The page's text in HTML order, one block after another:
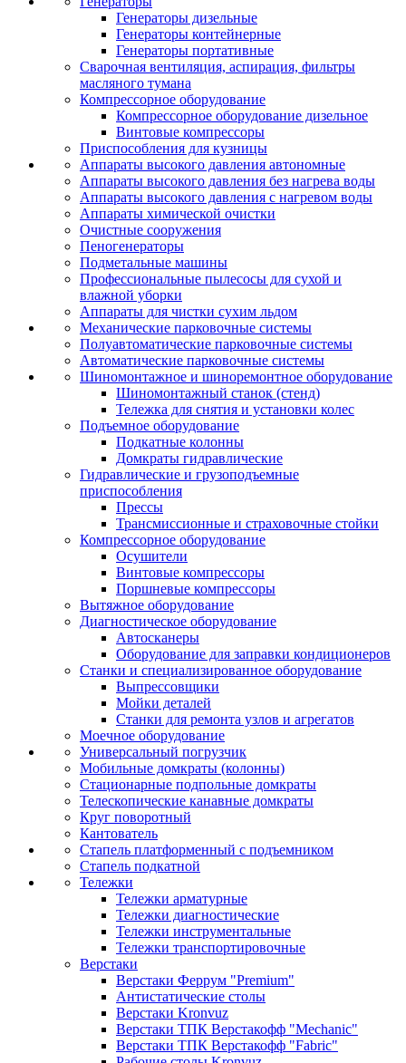
Генераторы дизельные
Генераторы контейнерные
Генераторы портативные
Сварочная вентиляция, аспирация, фильтры
масляного тумана
Компрессорное оборудование
Компрессорное оборудование дизельное
Винтовые компрессоры
Приспособления для кузницы
Аппараты высокого давления автономные
Аппараты высокого давления без нагрева воды
Аппараты высокого давления с нагревом воды
Аппараты химической очистки
Очистные сооружения
Пеногенераторы
Подметальные машины
Профессиональные пылесосы для сухой и
влажной уборки
Аппараты для чистки сухим льдом
Механические парковочные системы
Полуавтоматические парковочные системы
Автоматические парковочные системы
Шиномонтажное и шиноремонтное оборудование
Шиномонтажный станок (стенд)
Тележка для снятия и установки колес
Подъемное оборудование
Подкатные колонны
Домкраты гидравлические
Гидравлические и грузоподъемные
приспособления
Прессы
Трансмиссионные и страховочные стойки
Компрессорное оборудование
Осушители
Винтовые компрессоры
Поршневые компрессоры
Вытяжное оборудование
Диагностическое оборудование
Автосканеры
Оборудование для заправки кондиционеров
Станки и специализированное оборудование
Выпрессовщики
Мойки деталей
Станки для ремонта узлов и агрегатов
Моечное оборудование
Универсальный погрузчик
Мобильные домкраты (колонны)
Стационарные подпольные домкраты
Телескопические канавные домкраты
Круг поворотный
Кантователь
Стапель платформенный с подъемником
Стапель подкатной
Тележки
Тележки арматурные
Тележки диагностические
Тележки инструментальные
Тележки транспортировочные
Верстаки
Верстаки Феррум "Premium"
Антистатические столы
Верстаки Kronvuz
Верстаки ТПК Верстакофф "Mechanic"
Верстаки ТПК Верстакофф "Fabric"